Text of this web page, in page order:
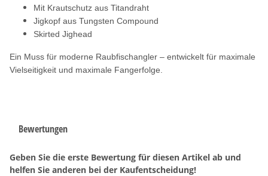
Mit Krautschutz aus Titandraht
Jigkopf aus Tungsten Compound
Skirted Jighead
Ein Muss für moderne Raubfischangler – entwickelt für maximale
Vielseitigkeit und maximale Fangerfolge.
Bewertungen
Geben Sie die erste Bewertung für diesen Artikel ab und
helfen Sie anderen bei der Kaufentscheidung!